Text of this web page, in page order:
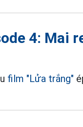
4: Mai
film "Lửa trắng"